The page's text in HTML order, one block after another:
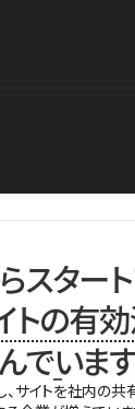
スター
トの有
でいます
サイトを社内の共